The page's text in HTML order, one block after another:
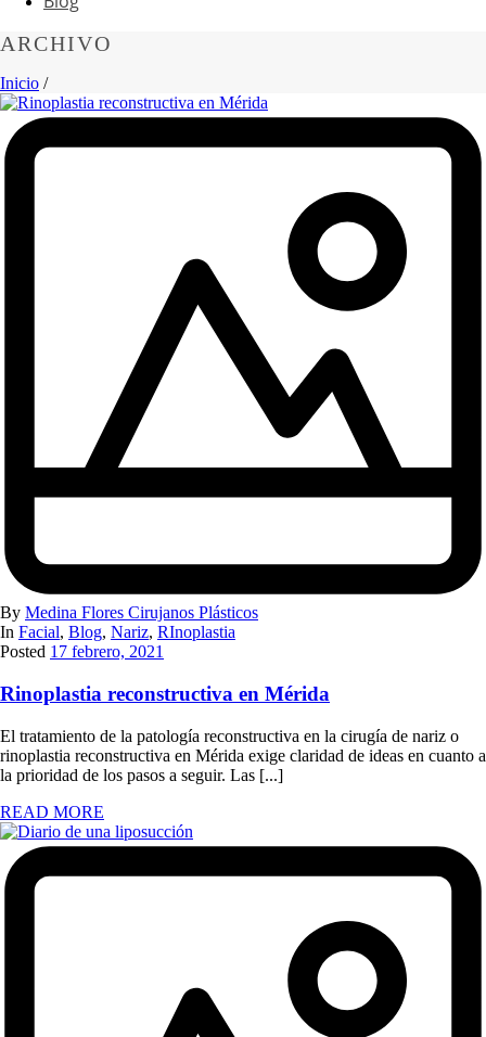
ARCHIVO
Inicio /
By Medina Flores Cirujanos Plásticos
In Facial, Blog, Nariz, RInoplastia
Posted 17 febrero, 2021
Rinoplastia reconstructiva en Mérida
El tratamiento de la patología reconstructiva en la cirugía de nariz o
rinoplastia reconstructiva en Mérida exige claridad de ideas en cuanto a
la prioridad de los pasos a seguir. Las [...]
READ MORE